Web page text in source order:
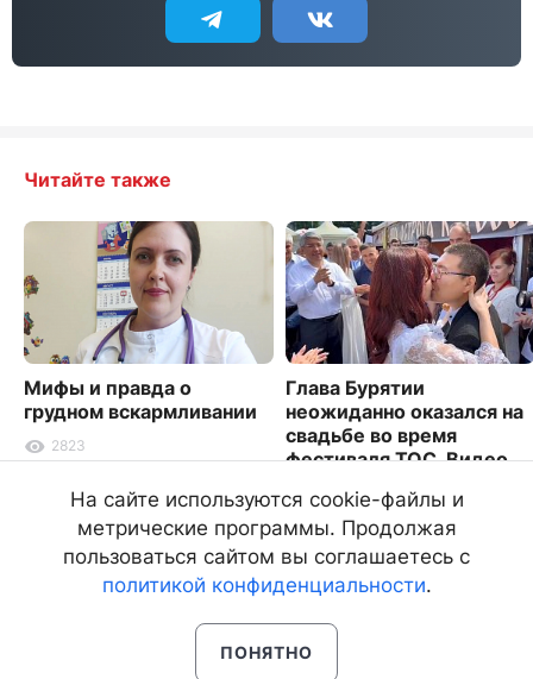
Читайте также
Мифы и правда о
грудном вскармливании
2823
Глава Бурятии
неожиданно оказался на
свадьбе во время
фестиваля ТОС. Видео
3335
На сайте используются cookie-файлы и
метрические программы. Продолжая
пользоваться сайтом вы соглашаетесь с
политикой конфиденциальности.
ПОНЯТНО